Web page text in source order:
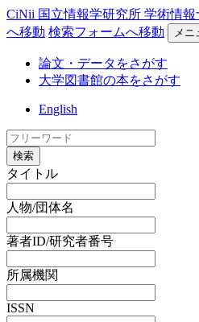
CiNii 国立情報学研究所 学術情
へ移動 検索フォームへ移動 メニ
論文・データをさがす
大学図書館の本をさがす
English
検索
タイトル
人物/団体名
著者ID/研究者番号
所属機関
ISSN